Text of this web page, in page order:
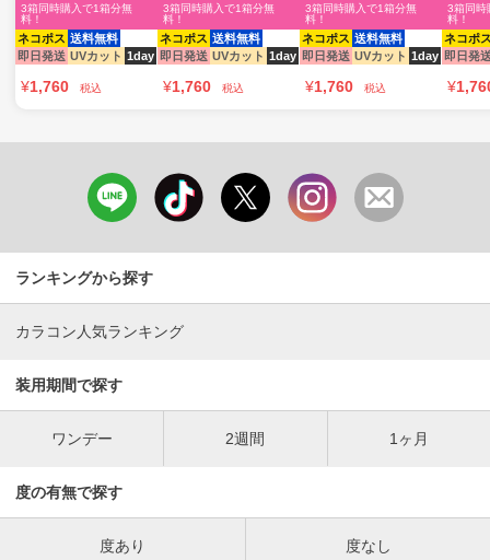
ネコポス 送料無料
即日発送 UVカット 1day
3箱同時購入で1箱分無
料！
¥1,760 税込
ネコポス 送料無料
即日発送 UVカット 1day
3箱同時購入で1箱分無
料！
¥1,760 税込
ネコポス 送料無料
即日発送 UVカット 1day
3箱同時購入で1箱分無
料！
¥1,760 税込
ネコポ
即日発
3箱同時
料！
¥
ランキングから探す
カラコン人気ランキング
装用期間で探す
ワンデー 2週間 1ヶ月
度の有無で探す
度あり 度なし